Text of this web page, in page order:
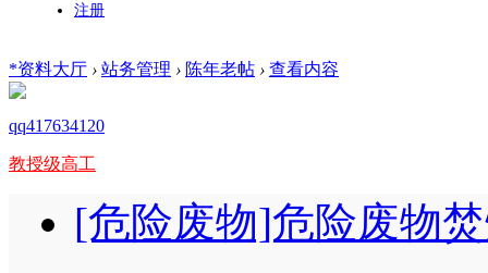
注册
*资料大厅 › 站务管理 › 陈年老帖 › 查看内容
qq417634120
教授级高工
[危险废物]危险废物